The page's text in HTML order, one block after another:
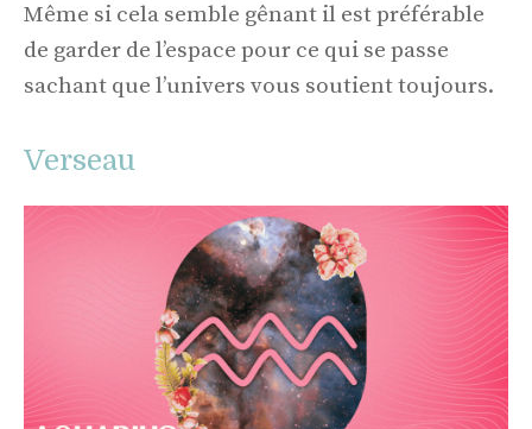
Même si cela semble gênant il est préférable
de garder de l’espace pour ce qui se passe
sachant que l’univers vous soutient toujours.
Verseau